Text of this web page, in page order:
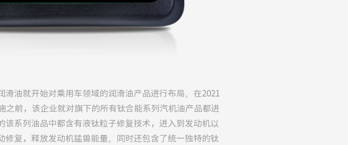
滑油就开始对乘用车领域的润滑油产品进行布局。在2021
之前，该企业就对旗下的所有钛合能系列汽机油产品都进
该系列油品中都含有液钛粒子修复技术，进入到发动机以
修复，释放发动机猛兽能量。同时还包含了统一独特的钛